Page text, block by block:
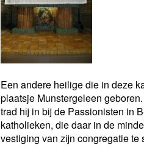
Een andere heilige die in deze
plaatsje Munstergeleen
trad hij in bij de Passionisten in
katholieken, die daar in de
vestiging van zijn congregatie